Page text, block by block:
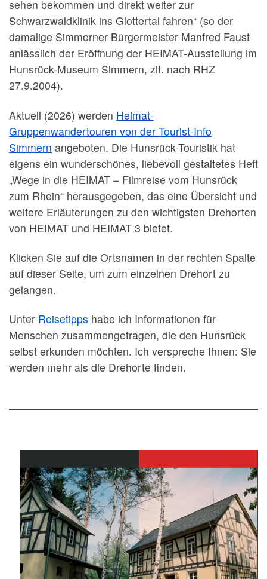
sehen bekommen und direkt weiter zur
Schwarzwaldklinik ins Glottertal fahren“ (so der
damalige Simmerner Bürgermeister Manfred Faust
anlässlich der Eröffnung der HEIMAT-Ausstellung im
Hunsrück-Museum Simmern, zit. nach RHZ
27.9.2004).
Aktuell (2026) werden Heimat-
Gruppenwandertouren von der Tourist-Info
Simmern angeboten. Die Hunsrück-Touristik hat
eigens ein wunderschönes, liebevoll gestaltetes Heft
„Wege in die HEIMAT – Filmreise vom Hunsrück
zum Rhein“ herausgegeben, das eine Übersicht und
weitere Erläuterungen zu den wichtigsten Drehorten
von HEIMAT und HEIMAT 3 bietet.
Klicken Sie auf die Ortsnamen in der rechten Spalte
auf dieser Seite, um zum einzelnen Drehort zu
gelangen.
Unter Reisetipps habe ich Informationen für
Menschen zusammengetragen, die den Hunsrück
selbst erkunden möchten. Ich verspreche Ihnen: Sie
werden mehr als die Drehorte finden.